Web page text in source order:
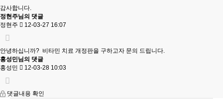
감사합니다.
정현주님의 댓글
정현주
12-03-27 16:07
안녕하십니까? 비타민 치료 개정판을 구하고자 문의 드립니다.
홍성민님의 댓글
홍성민
12-03-28 10:03
댓글내용 확인